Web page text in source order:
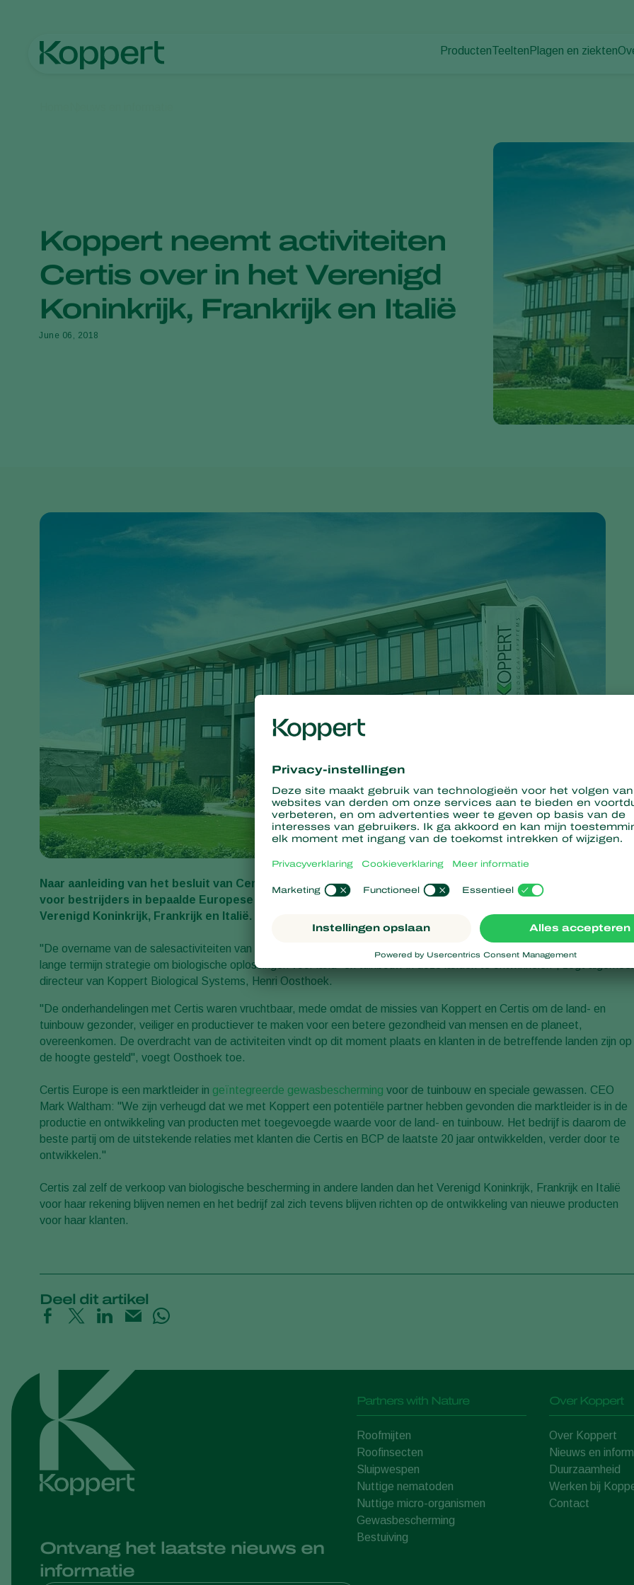
Producten
Uitzettechnieken
Teelten
Akkerbouwgewassen
Plagen en ziekten
Koppert neemt activiteiten
Certis over in het Verenigd
Koninkrijk, Frankrijk en Italië
June 06, 2018
Naar aanleiding van het besluit van Certis Europe om zich te ontdoen van zijn commerciële verkoopbedrijf
voor bestrijders in bepaalde Europese landen, heeft Koppert onlangs de activiteiten verworven voor het
Verenigd Koninkrijk, Frankrijk en Italië.
"De overname van de salesactiviteiten van Certis in het Verenigd Koninkrijk, Frankrijk en Italië, sluit goed aan bij onze
lange termijn strategie om biologische oplossingen voor land- en tuinbouw in deze landen te ontwikkelen", zegt
directeur van Koppert Biological Systems, Henri Oosthoek.
"De onderhandelingen met Certis waren vruchtbaar, mede omdat de missies van Koppert en Certis om de land- en
tuinbouw gezonder, veiliger en productiever te maken voor een betere gezondheid van mensen en de planeet,
overeenkomen. De overdracht van de activiteiten vindt op dit moment plaats en klanten in de betreffende landen zijn op
de hoogte gesteld", voegt Oosthoek toe.
Certis Europe is een marktleider in geïntegreerde gewasbescherming voor de tuinbouw en speciale gewassen. CEO
Mark Waltham: "We zijn verheugd dat we met Koppert een potentiële partner hebben gevonden die marktleider is in de
productie en ontwikkeling van producten met toegevoegde waarde voor de land- en tuinbouw. Het bedrijf is daarom de
beste partij om de uitstekende relaties met klanten die Certis en BCP de laatste 20 jaar ontwikkelden, verder door te
ontwikkelen.''
Certis zal zelf de verkoop van biologische bescherming in andere landen dan het Verenigd Koninkrijk, Frankrijk en Italië
voor haar rekening blijven nemen en het bedrijf zal zich tevens blijven richten op de ontwikkeling van nieuwe producten
voor haar klanten.
Deel dit artikel
Ontvang het laatste nieuws en
informatie
Partners with Nature
Roofmijten
Roofinsecten
Sluipwespen
Nuttige nematoden
Nuttige micro-organismen
Gewasbescherming
Bestuiving
Over Koppert
Over Koppert
Nieuws en
Duurzaamheid
Werken bij
Contact